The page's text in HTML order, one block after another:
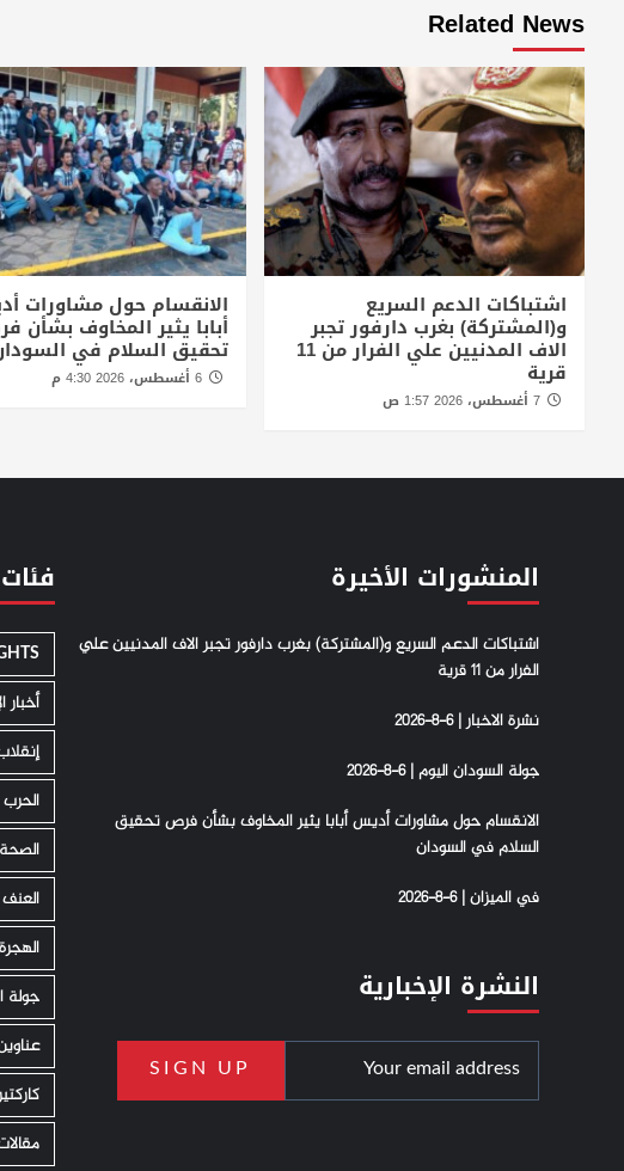
Related News
اشتباكات الدعم السريع
و(المشتركة) بغرب دارفور تجبر
الاف المدنيين علي الفرار من 11
قرية
7 أغسطس، 2026 1:57 ص
الانقسام حول مشاورات
أبابا يثير المخاوف بشأن
تحقيق السلام في
المنشورات الأخيرة
اشتباكات الدعم السريع و(المشتركة) بغرب دارفور تجبر الاف المدنيين علي
الفرار من 11 قرية
نشرة الاخبار | 6-8-2026
جولة السودان اليوم | 6-8-2026
الانقسام حول مشاورات أديس أبابا يثير المخاوف بشأن فرص تحقيق
السلام في السودان
في الميزان | 6-8-2026
النشرة الإخبارية
أخبار
إنقلاب
الصحة
العنف
الهجرة
جولة